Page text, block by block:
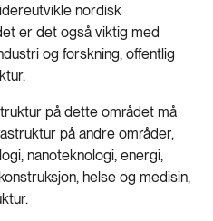
nordisk
er det også viktig med
og forskning, offentlig
på dette området må
på andre områder,
nanoteknologi, energi,
helse og medisin,